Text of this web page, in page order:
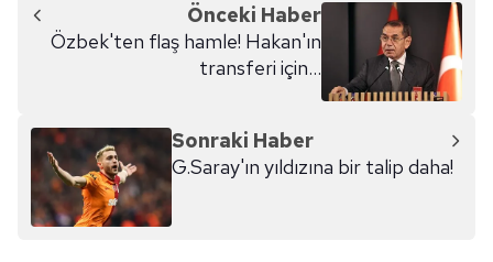
Önceki Haber
Özbek'ten flaş hamle! Hakan'ın
transferi için...
Sonraki Haber
G.Saray'ın yıldızına bir talip daha!